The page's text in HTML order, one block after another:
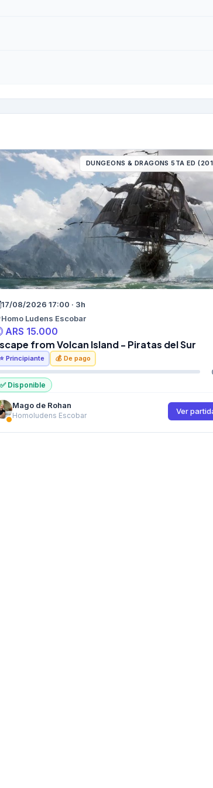
DUNGEONS & DRAGONS 5TA ED
17/08/2026 17:00 · 3h
Homo Ludens Escobar
ARS 15.000
from Volcan Island - Piratas del Sur
⭐ Principiante 💰 De pago
✅ Disponible
Mago de Rohan
Homoludens Escobar Ver